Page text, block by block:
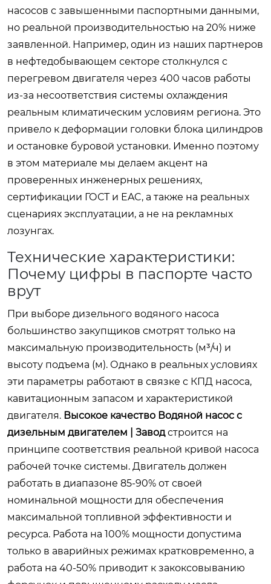
насосов с завышенными паспортными данными,
но реальной производительностью на 20% ниже
заявленной. Например, один из наших партнеров
в нефтедобывающем секторе столкнулся с
перегревом двигателя через 400 часов работы
из-за несоответствия системы охлаждения
реальным климатическим условиям региона. Это
привело к деформации головки блока цилиндров
и остановке буровой установки. Именно поэтому
в этом материале мы делаем акцент на
проверенных инженерных решениях,
сертификации ГОСТ и EAC, а также на реальных
сценариях эксплуатации, а не на рекламных
лозунгах.
Технические характеристики:
Почему цифры в паспорте часто
врут
При выборе дизельного водяного насоса
большинство закупщиков смотрят только на
максимальную производительность (м³/ч) и
высоту подъема (м). Однако в реальных условиях
эти параметры работают в связке с КПД насоса,
кавитационным запасом и характеристикой
двигателя. Высокое качество Водяной насос с
дизельным двигателем | Заводстроится на
принципе соответствия реальной кривой насоса
рабочей точке системы. Двигатель должен
работать в диапазоне 85-90% от своей
номинальной мощности для обеспечения
максимальной топливной эффективности и
ресурса. Работа на 100% мощности допустима
только в аварийных режимах кратковременно, а
работа на 40-50% приводит к закоксовыванию